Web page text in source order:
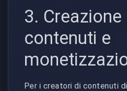
3. Creazione
contenuti e
Per i creatori di contenuti